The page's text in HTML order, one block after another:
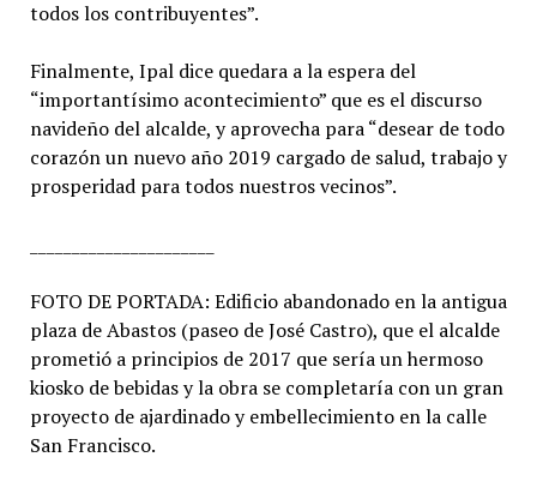
todos los contribuyentes”.
Finalmente, Ipal dice quedara a la espera del
“importantísimo acontecimiento” que es el discurso
navideño del alcalde, y aprovecha para “desear de todo
corazón un nuevo año 2019 cargado de salud, trabajo y
prosperidad para todos nuestros vecinos”.
FOTO DE PORTADA: Edificio abandonado en la antigua
plaza de Abastos (paseo de José Castro), que el alcalde
prometió a principios de 2017 que sería un hermoso
kiosko de bebidas y la obra se completaría con un gran
proyecto de ajardinado y embellecimiento en la calle
San Francisco.